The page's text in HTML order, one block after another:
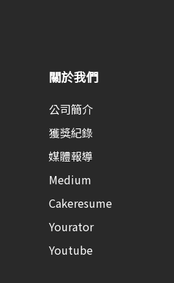
關於我們
公司簡介
獲獎紀錄
媒體報導
Medium
Cakeresume
Yourator
Youtube